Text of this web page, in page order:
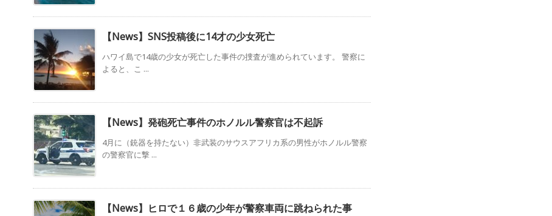
【News】SNS投稿後に14才の少女死亡
ハワイ島で14歳の少女が死亡した事件の捜査が進められています。 警察に
よると、こ ...
【News】発砲死亡事件のホノルル警察官は不起訴
4月に（銃器を持たない）非武装のサウスアフリカ系の男性がホノルル警察
の警察官に撃 ...
【News】ヒロで１６歳の少年が警察車両に跳ねられた事